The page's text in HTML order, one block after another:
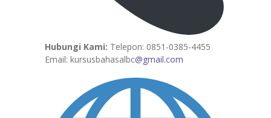
Hubungi Kami: Telepon: 0851-0385-4455
Email: kursusbahasalbc@gmail.com